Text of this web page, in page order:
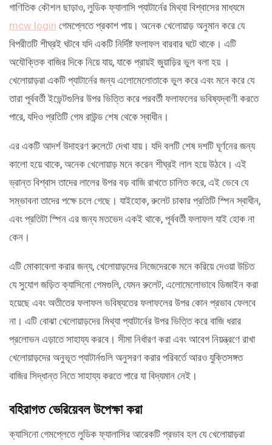
গাণিতিক কৌশল ছাড়াও, লুডিক ফ্যালাসি প্যাটার্নের মিথ্যা বিশ্বাসের মাধ্যমে
mcw login গেমপ্লেতে প্রকাশ পায়। অনেক খেলোয়াড় অনুমান করে যে
বিপরীতটি শীঘ্রই ঘটবে যদি একটি নির্দিষ্ট ফলাফল বারবার ঘটে থাকে। এটি
অযৌক্তিক বাজির দিকে নিয়ে যায়, যাকে প্রায়ই জুয়াড়ির ভুল বলা হয় ।
খেলোয়াড়রা একটি প্যাটার্নের জন্য এলোমেলোতাকে ভুল করে এবং মনে করে যে
তারা পূর্ববর্তী ইভেন্টগুলির উপর ভিত্তি করে পরবর্তী ফলাফলের ভবিষ্যদ্বাণী করতে
পারে, যদিও প্রতিটি গেম রাউন্ড শেষ থেকে স্বাধীন।
এর একটি আদর্শ উদাহরণ রুলেটে দেখা যায়। যদি বলটি শেষ দশটি ঘূর্ণনের জন্য
কালো হয়ে থাকে, অনেক খেলোয়াড় মনে করেন শীঘ্রই লাল হয়ে উঠবে। এই
ভ্রান্ত বিশ্বাস তাদের লালের উপর বড় বাজি রাখতে চালিত করে, এই ভেবে যে
সম্ভাবনা তাদের পক্ষে চলে গেছে। যাইহোক, রুলেট চাকার প্রতিটি স্পিন স্বাধীন,
এবং প্রতিটা স্পিন এর জন্য মতভেদ একই থাকে, পূর্ববর্তী ফলাফল যাই হোক না
কেন।
এটি মোকাবেলা করার জন্য, খেলোয়াড়দের নিজেদেরকে মনে করিয়ে দেওয়া উচিত
যে সুযোগ জড়িত ক্যাসিনো গেমগুলি, যেমন রুলেট, এলোমেলোভাবে ডিজাইন করা
হয়েছে এবং অতীতের ফলাফল ভবিষ্যতের ফলাফলের উপর কোন প্রভাব ফেলবে
না। এটি বোঝা খেলোয়াড়দের মিথ্যা প্যাটার্নের উপর ভিত্তি করে বাজি ধরার
প্রলোভন এড়াতে সাহায্য করবে। সীমা নির্ধারণ করা এবং আবেগ নিয়ন্ত্রণে রাখা
খেলোয়াড়দের অনুভূত প্যাটার্নগুলি অনুসরণ করার পরিবর্তে আরও যুক্তিসঙ্গত
বাজির সিদ্ধান্ত নিতে সাহায্য করতে পারে যা বিদ্যমান নেই।
বহিরাগত ভেরিয়েবল উপেক্ষা করা
ক্যাসিনো গেমপ্লেতে লুডিক ফ্যালাসির আরেকটি প্রভাব হল যে খেলোয়াড়রা